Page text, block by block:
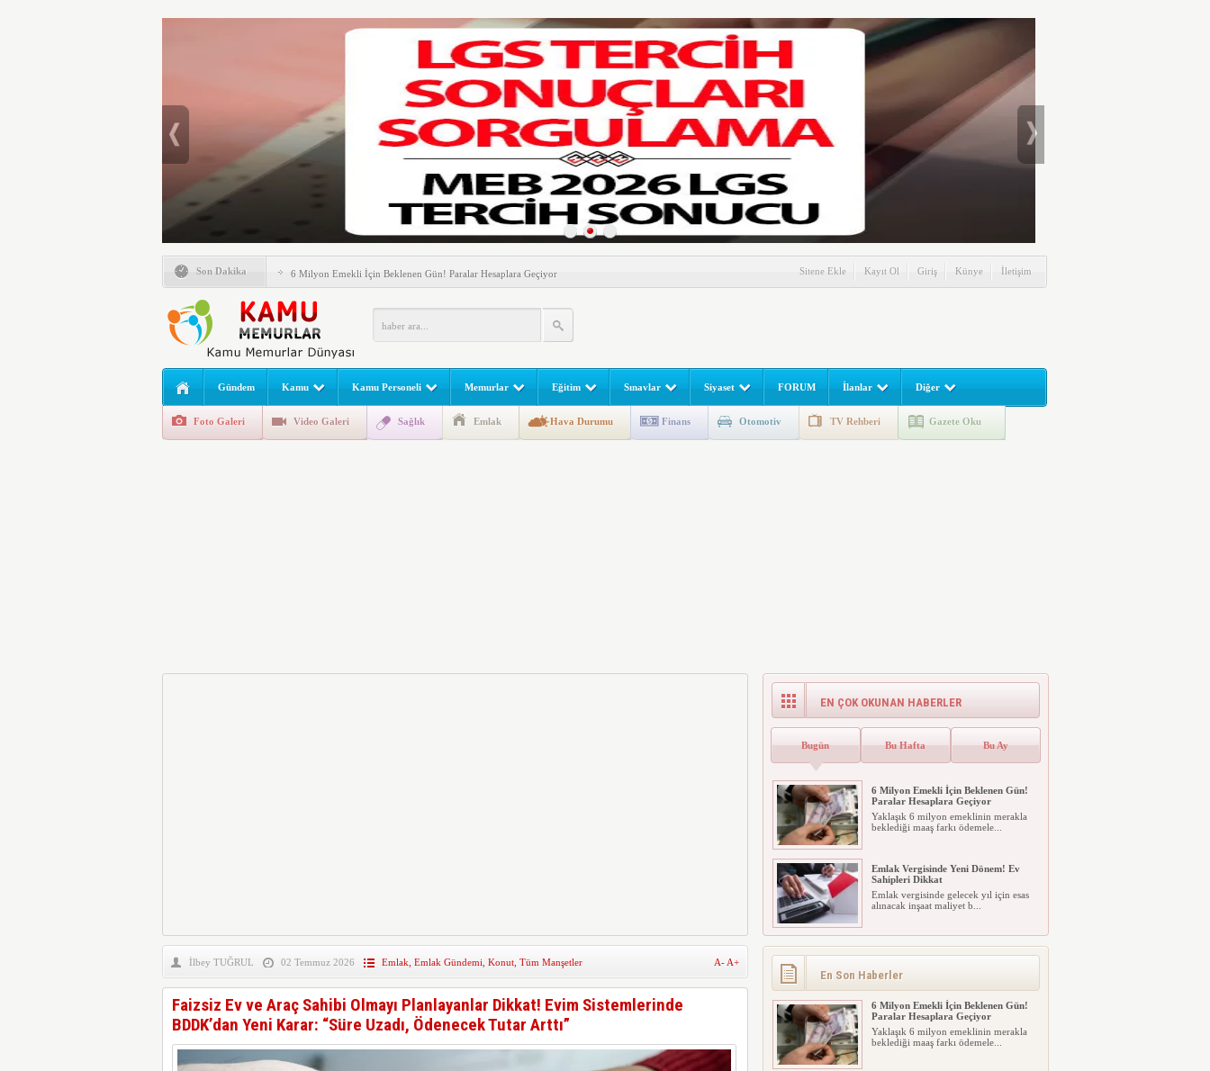
Son Dakika
Emlak Vergisinde Yeni Dönem! Ev Sahipleri Dikkat
6 Milyon Emekli İçin Beklenen Gün! Paralar Hesaplara Geçiyor
LGS Nakil Başvurusu Nasıl Yapılır? e-Okul Adım Adım Rehber (2026)
MEB LGS 2026 SONUÇ SORGULAMA EKRANI! LGS Sınav Sonuçları MEB Tarafından
Açıklandı! Liselere Geçiş Sınavı (LGS) (meb.gov.tr) Sonuç Sorgulama Ekranı
2026 Yılı Norm Güncellemeleri Başladı! Öğretmenler Nelere Dikkat Etmeli?
E-Devlet Unutulan Para Sorgulaması Başladı: Unuttuğunuz Paralar Ortaya Çıkabilir, Mirasçıları
Sitene Ekle Kayıt Ol Giriş Künye İletişim
Gündem Kamu Kamu Personeli Memurlar Eğitim Sınavlar Siyaset FORUM İlanlar Diğer
Foto Galeri Video Galeri Sağlık Emlak Hava Durumu Finans Otomotiv TV Rehberi Gazete Oku
İlbey TUĞRUL 02 Temmuz 2026 Emlak Emlak Gündemi Konut, Tüm Manşetler A- A+
Faizsiz Ev ve Araç Sahibi Olmayı Planlayanlar Dikkat! Evim Sistemlerinde
BDDK’dan Yeni Karar: “Süre Uzadı, Ödenecek Tutar Arttı”
EN ÇOK OKUNAN HABERLER
Bugün Bu Hafta Bu Ay
6 Milyon Emekli İçin Beklenen Gün!
Paralar Hesaplara Geçiyor
Yaklaşık 6 milyon emeklinin merakla
beklediği maaş farkı ödemele...
Emlak Vergisinde Yeni Dönem! Ev
Sahipleri Dikkat
Emlak vergisinde gelecek yıl için esas
alınacak inşaat maliyet b...
En Son Haberler
Sahipleri Dikkat
Emlak vergisinde gelecek yıl için esas
6 Milyon Emekli İçin Beklenen Gün!
Paralar Hesaplara Geçiyor
Yaklaşık 6 milyon emeklinin merakla
beklediği maaş farkı ödemele...